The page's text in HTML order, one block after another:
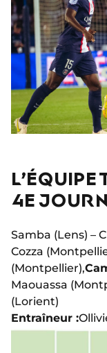
L’ÉQUIPE
4E
Samba (Lens) –
Cozza
(Montpellier),
Maouassa
(Lorient)
Entraîneur :